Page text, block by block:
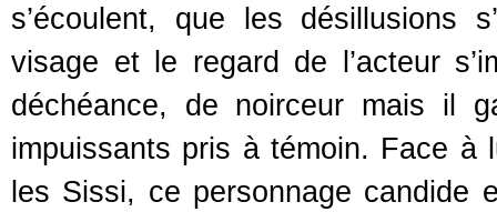
s’écoulent, que les désillusions
visage et le regard de l’acteur
déchéance, de noirceur mais il
impuissants pris à témoin. Face à
les Sissi, ce personnage